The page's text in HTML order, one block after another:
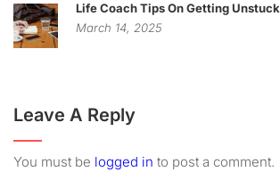
Life Coach Tips On Getting Unstuck
March 14, 2025
Leave A Reply
You must be logged in to post a comment.